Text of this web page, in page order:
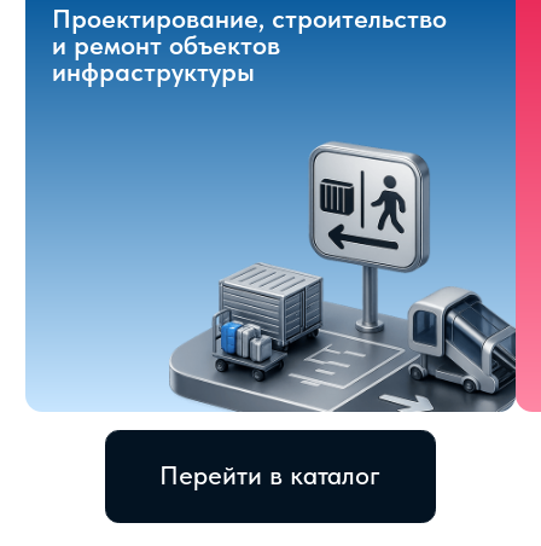
Довольны масштабом и качеством
экспозиции
Отмечают высокую необходимость